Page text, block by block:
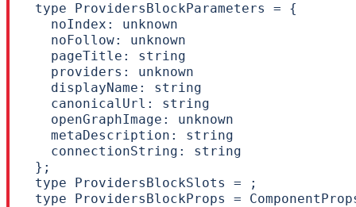
type ProvidersBlockParameters = {
  noIndex: unknown
  noFollow: unknown
  pageTitle: string
  providers: unknown
  displayName: string
  canonicalUrl: string
  openGraphImage: unknown
  metaDescription: string
  connectionString: string
};
type ProvidersBlockSlots = ;
type ProvidersBlockProps =